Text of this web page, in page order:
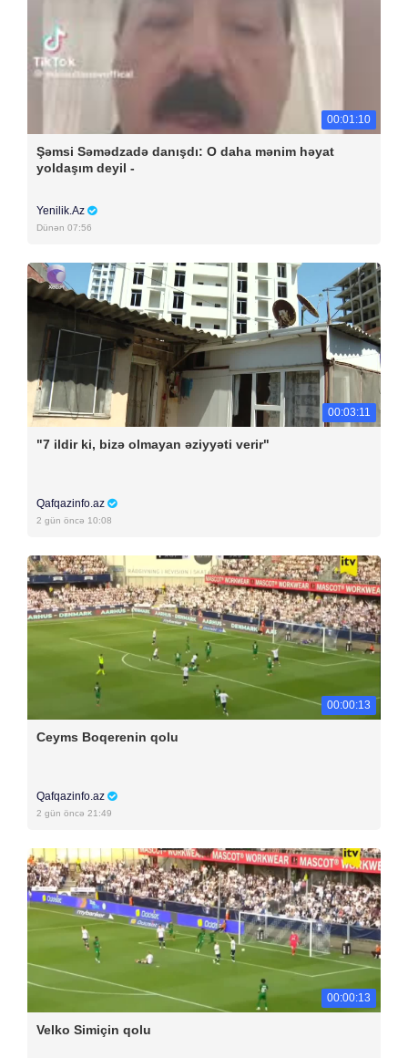
00:01:10
Şəmsi Səmədzadə danışdı: O daha mənim həyat
yoldaşım deyil -
Yenilik.Az
Dünən 07:56
00:03:11
"7 ildir ki, bizə olmayan əziyyəti verir"
Qafqazinfo.az
2 gün öncə 10:08
00:00:13
Ceyms Boqerenin qolu
Qafqazinfo.az
2 gün öncə 21:49
00:00:13
Velko Simiçin qolu